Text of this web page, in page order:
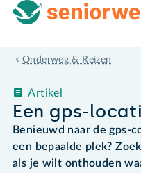
Onderweg & Reizen
Een gps-
Artikel
Benieuwd naar de gps-
een bepaalde plek?
als je wilt onthouden